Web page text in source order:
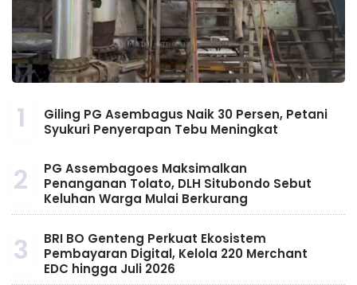
1
Giling PG Asembagus Naik 30 Persen, Petani
Syukuri Penyerapan Tebu Meningkat
2
PG Assembagoes Maksimalkan
Penanganan Tolato, DLH Situbondo Sebut
Keluhan Warga Mulai Berkurang
3
BRI BO Genteng Perkuat Ekosistem
Pembayaran Digital, Kelola 220 Merchant
EDC hingga Juli 2026